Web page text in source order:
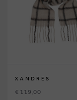
XANDRES
€ 119,00